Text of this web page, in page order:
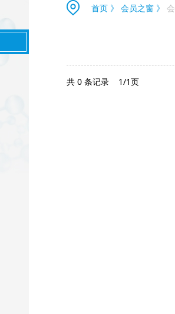
首页 》 会员之窗 》
共 0 条记录 1/1页